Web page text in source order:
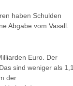
haben Schulden
Abgabe vom Vasall.
Euro. Der
sind weniger als 1,1
der